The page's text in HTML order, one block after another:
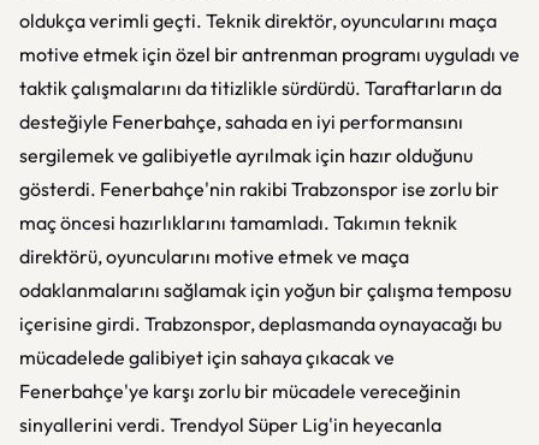
oldukça verimli geçti. Teknik direktör, oyuncularını maça
motive etmek için özel bir antrenman programı uyguladı ve
taktik çalışmalarını da titizlikle sürdürdü. Taraftarların da
desteğiyle Fenerbahçe, sahada en iyi performansını
sergilemek ve galibiyetle ayrılmak için hazır olduğunu
gösterdi. Fenerbahçe'nin rakibi Trabzonspor ise zorlu bir
maç öncesi hazırlıklarını tamamladı. Takımın teknik
direktörü, oyuncularını motive etmek ve maça
odaklanmalarını sağlamak için yoğun bir çalışma temposu
içerisine girdi. Trabzonspor, deplasmanda oynayacağı bu
mücadelede galibiyet için sahaya çıkacak ve
Fenerbahçe'ye karşı zorlu bir mücadele vereceğinin
sinyallerini verdi. Trendyol Süper Lig'in heyecanla